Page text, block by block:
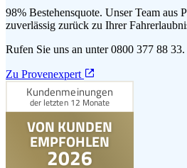
98% Bestehensquote. Unser Team aus
zuverlässig zurück zu Ihrer
Rufen Sie uns an unter 0800 377 88 33.
Zu Provenexpert